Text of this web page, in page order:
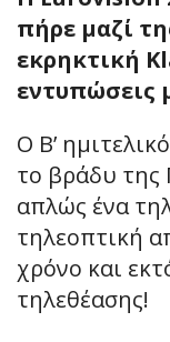
πήρε μαζί
εκρηκτική
εντυπώσεις
Ο Β’
το βράδυ της
απλώς ένα
τηλεοπτική
χρόνο και
τηλεθέασης!